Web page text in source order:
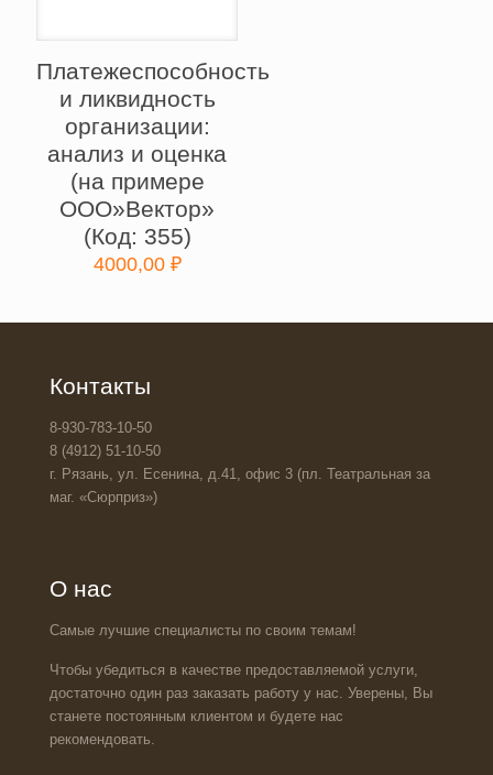
Платежеспособность
и ликвидность
организации:
анализ и оценка
(на примере
ООО»Вектор»
(Код: 355)
4000,00 ₽
Контакты
8-930-783-10-50
8 (4912) 51-10-50
г. Рязань, ул. Есенина, д.41, офис 3 (пл. Театральная за
маг. «Сюрприз»)
О нас
Самые лучшие специалисты по своим темам!
Чтобы убедиться в качестве предоставляемой услуги,
достаточно один раз заказать работу у нас. Уверены, Вы
станете постоянным клиентом и будете нас
рекомендовать.